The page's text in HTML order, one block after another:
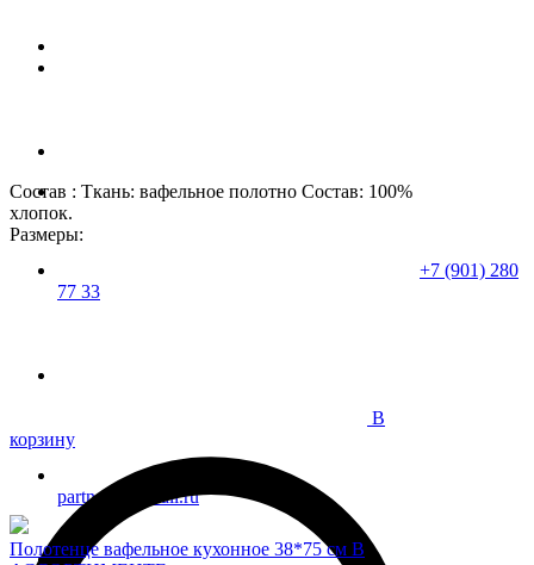
Состав : Ткань: вафельное полотно Состав: 100%
хлопок.
Размеры:
В
корзину
Полотенце вафельное кухонное 38*75 см В
+7 (901) 280
77 33
partner37@mail.ru